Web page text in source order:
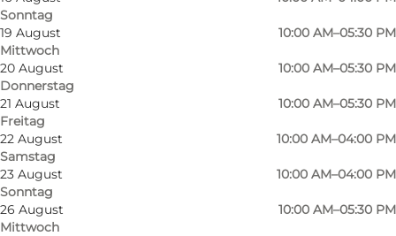
Sonntag
19 August
Mittwoch
10:00 AM–05:30 PM
20 August
Donnerstag
10:00 AM–05:30 PM
21 August
Freitag
10:00 AM–05:30 PM
22 August
Samstag
10:00 AM–04:00 PM
23 August
Sonntag
10:00 AM–04:00 PM
26 August
Mittwoch
10:00 AM–05:30 PM
Foto